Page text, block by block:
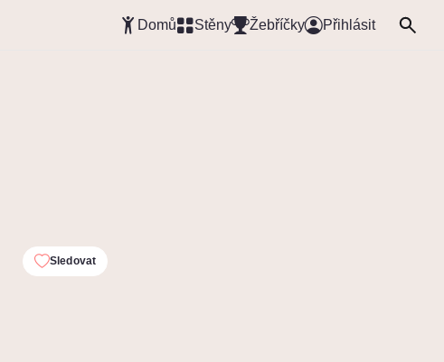
Domů Stěny Žebříčky Přihlásit
Sledovat